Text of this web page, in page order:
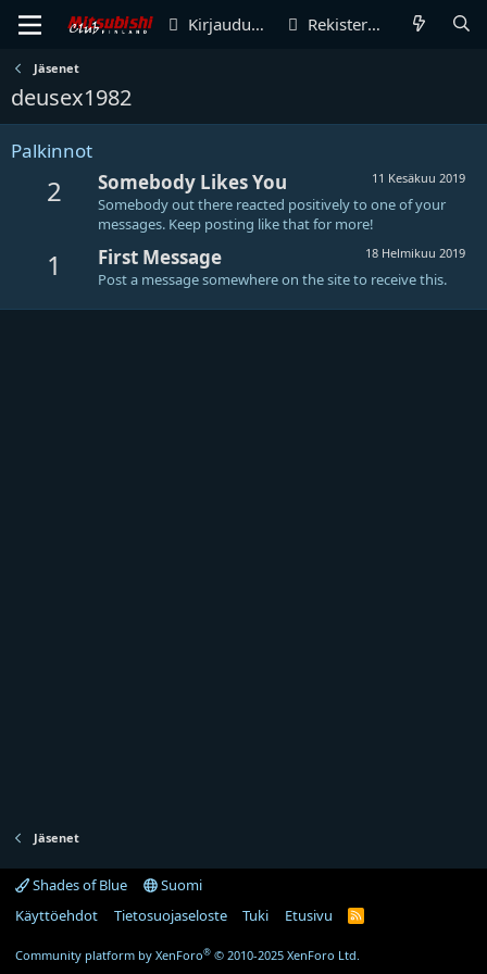
Kirjaudu sisään Rekisteröidy
Jäsenet
deusex1982
Palkinnot
2 11 Kesäkuu 2019
Somebody Likes You
Somebody out there reacted positively to one of your
messages. Keep posting like that for more!
1 18 Helmikuu 2019
First Message
Post a message somewhere on the site to receive this.
Jäsenet
Shades of Blue
Suomi
Käyttöehdot
Tietosuojaseloste Tuki Etusivu
R
Community platform by XenForo® © 2010-2025 XenForo Ltd.